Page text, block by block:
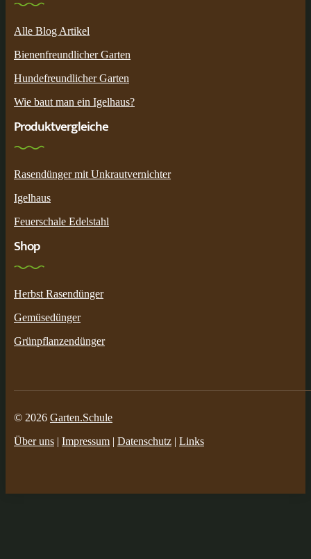
Alle Blog Artikel
Bienenfreundlicher Garten
Hundefreundlicher Garten
Wie baut man ein Igelhaus?
Produktvergleiche
Rasendünger mit Unkrautvernichter
Igelhaus
Feuerschale Edelstahl
Shop
Herbst Rasendünger
Gemüsedünger
Grünpflanzendünger
© 2026 Garten.Schule
Über uns | Impressum | Datenschutz | Links